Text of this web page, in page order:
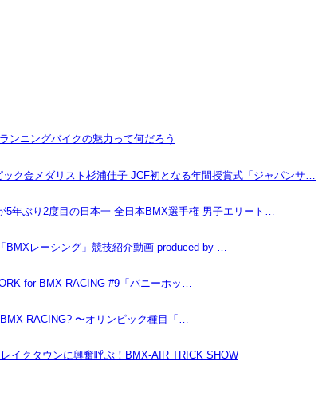
ンニングバイクの魅力って何だろう
ク金メダリスト杉浦佳子 JCF初となる年間授賞式「ジャパンサ…
5年ぶり2度目の日本一 全日本BMX選手権 男子エリート…
BMXレーシング」競技紹介動画 produced by …
for BMX RACING #9「バニーホッ…
RACING? 〜オリンピック種目「…
イクタウンに興奮呼ぶ！BMX-AIR TRICK SHOW